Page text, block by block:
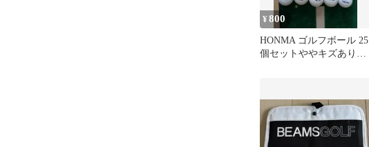
¥800
HONMA ゴルフボール 25
個セットややキズあり